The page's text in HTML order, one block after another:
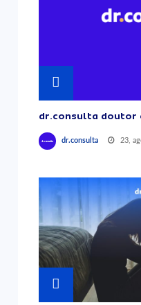
dr.consulta doutor
dr.consulta 23,